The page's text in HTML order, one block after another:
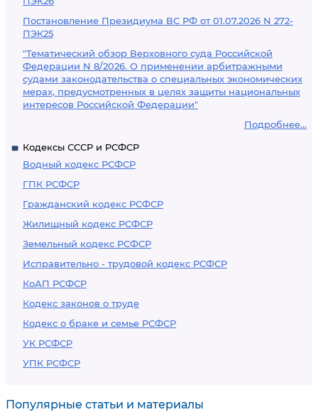
Постановление Президиума ВС РФ от 01.07.2026 N 272-
ПЭК25
"Тематический обзор Верховного суда Российской
Федерации N 8/2026. О применении арбитражными
судами законодательства о специальных экономических
мерах, предусмотренных в целях защиты национальных
интересов Российской Федерации"
Подробнее...
Кодексы СССР и РСФСР
Водный кодекс РСФСР
ГПК РСФСР
Гражданский кодекс РСФСР
Жилищный кодекс РСФСР
Земельный кодекс РСФСР
Исправительно - трудовой кодекс РСФСР
КоАП РСФСР
Кодекс законов о труде
Кодекс о браке и семье РСФСР
УК РСФСР
УПК РСФСР
Популярные статьи и материалы